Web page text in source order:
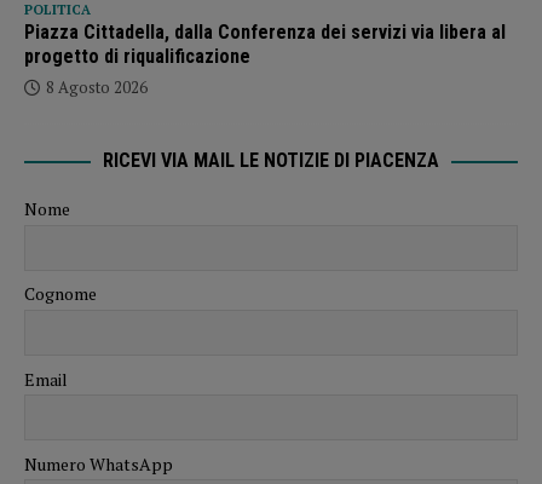
POLITICA
Piazza Cittadella, dalla Conferenza dei servizi via libera al
progetto di riqualificazione
8 Agosto 2026
RICEVI VIA MAIL LE NOTIZIE DI PIACENZA
Nome
Cognome
Email
Numero WhatsApp